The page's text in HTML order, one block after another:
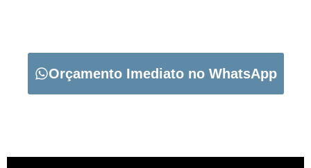
Orçamento Imediato no WhatsApp